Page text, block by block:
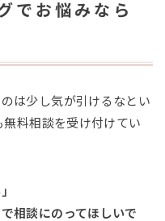
でお悩みなら
は少し気が引けるなとい
料相談を受け付けてい
相談にのってほしいで